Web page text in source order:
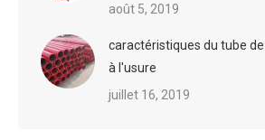
août 5, 2019
caractéristiques du tube
à l'usure
juillet 16, 2019